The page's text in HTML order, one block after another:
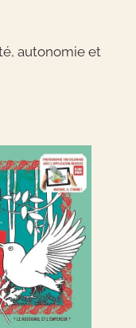
autonomie et